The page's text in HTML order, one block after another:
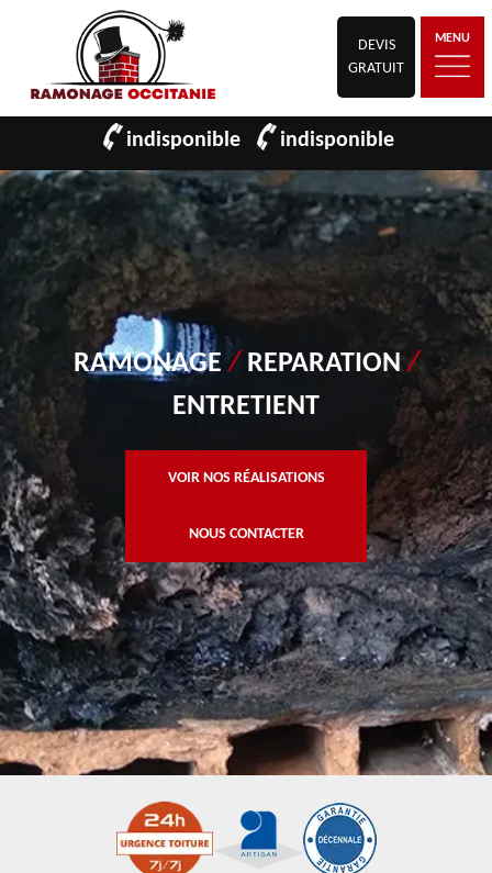
DEVIS
GRATUIT
MENU
indisponible indisponible
RAMONAGE/ REPARATION/
ENTRETIENT
VOIR NOS RÉALISATIONS
NOUS CONTACTER